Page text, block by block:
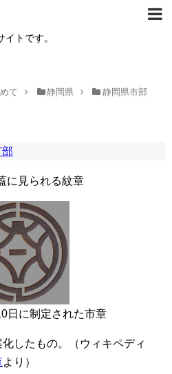
トです。
て 静岡県 静岡県市部
に見られる紋章
日に制定された市章
したもの。（ウィキペディ
より）